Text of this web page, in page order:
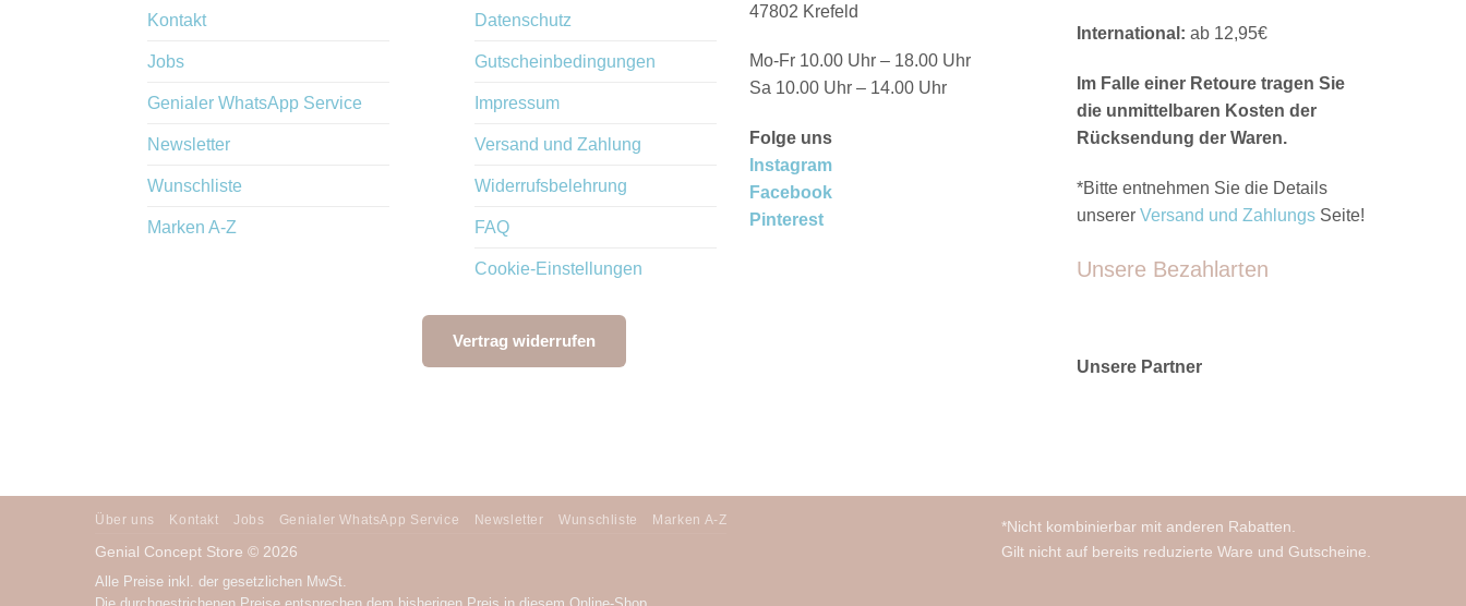
Kontakt
Jobs
Genialer WhatsApp Service
Newsletter
Wunschliste
Marken A-Z
Datenschutz
Gutscheinbedingungen
Impressum
Versand und Zahlung
Widerrufsbelehrung
FAQ
Cookie-Einstellungen
Vertrag widerrufen
47802 Krefeld
Mo-Fr 10.00 Uhr – 18.00 Uhr
Sa 10.00 Uhr – 14.00 Uhr
Folge uns
Instagram
Facebook
Pinterest
International: ab 12,95€
Im Falle einer Retoure tragen Sie
die unmittelbaren Kosten der
Rücksendung der Waren.
*Bitte entnehmen Sie die Details
unserer Versand und Zahlungs Seite!
Unsere Bezahlarten
Unsere Partner
*Nicht kombinierbar mit anderen Rabatten.
Gilt nicht auf bereits reduzierte Ware und Gutscheine.
Über uns Kontakt Jobs Genialer WhatsApp Service Newsletter Wunschliste Marken A-Z
Genial Concept Store © 2026
Alle Preise inkl. der gesetzlichen MwSt.